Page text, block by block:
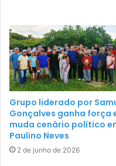
Grupo liderado por
Gonçalves ganha força
muda cenário político
Paulino Neves
2 de junho de 2026